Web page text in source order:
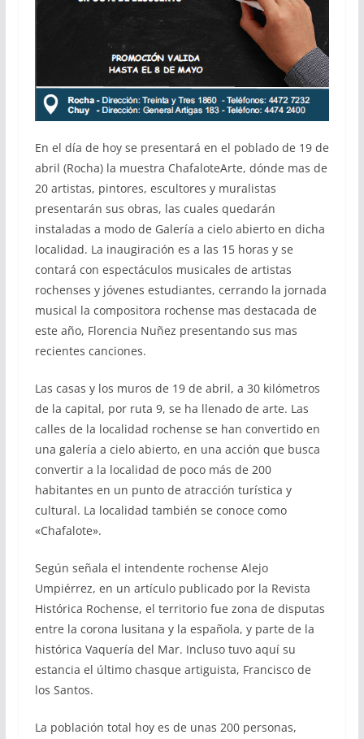
En el día de hoy se presentará en el poblado de 19 de
abril (Rocha) la muestra ChafaloteArte, dónde mas de
20 artistas, pintores, escultores y muralistas
presentarán sus obras, las cuales quedarán
instaladas a modo de Galería a cielo abierto en dicha
localidad. La inaugiración es a las 15 horas y se
contará con espectáculos musicales de artistas
rochenses y jóvenes estudiantes, cerrando la jornada
musical la compositora rochense mas destacada de
este año, Florencia Nuñez presentando sus mas
recientes canciones.
Las casas y los muros de 19 de abril, a 30 kilómetros
de la capital, por ruta 9, se ha llenado de arte. Las
calles de la localidad rochense se han convertido en
una galería a cielo abierto, en una acción que busca
convertir a la localidad de poco más de 200
habitantes en un punto de atracción turística y
cultural. La localidad también se conoce como
«Chafalote».
Según señala el intendente rochense Alejo
Umpiérrez, en un artículo publicado por la Revista
Histórica Rochense, el territorio fue zona de disputas
entre la corona lusitana y la española, y parte de la
histórica Vaquería del Mar. Incluso tuvo aquí su
estancia el último chasque artiguista, Francisco de
los Santos.
La población total hoy es de unas 200 personas,